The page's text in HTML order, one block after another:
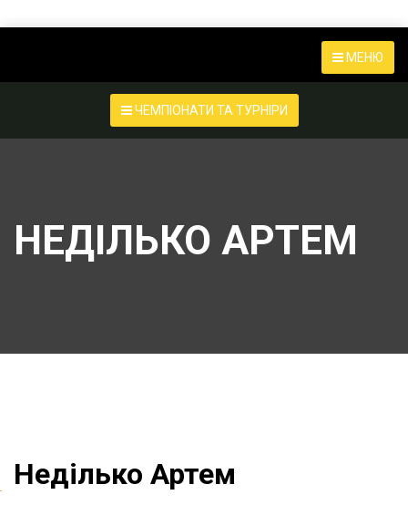
МЕНЮ
ЧЕМПІОНАТИ ТА ТУРНІРИ
НЕДІЛЬКО АРТЕМ
Неділько Артем